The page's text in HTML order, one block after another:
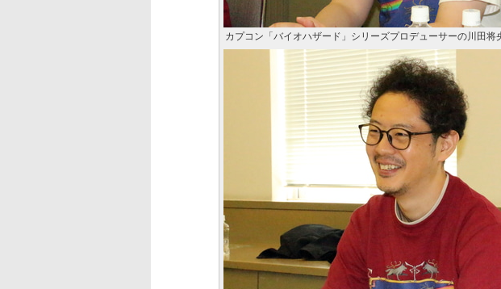
カプコン「バイオハザード」シリーズプロデューサーの川田将